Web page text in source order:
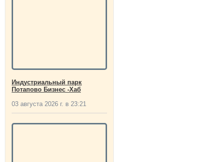
Индустриальный парк
Потапово Бизнес -Хаб
03 августа 2026 г. в 23:21